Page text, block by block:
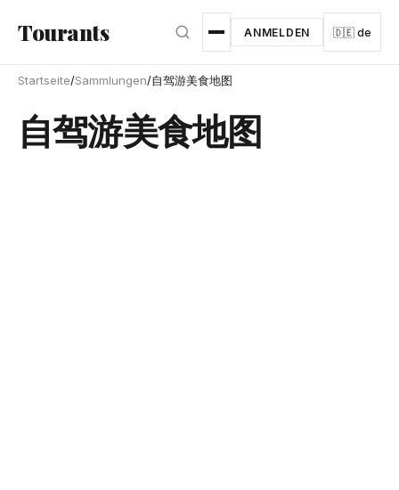
Tourants ANMELDEN 🇩🇪 de
Startseite/Sammlungen/自驾游美食地图
自驾游美食地图